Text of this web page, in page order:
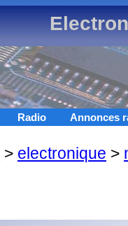
Radio Annonces
> electronique >